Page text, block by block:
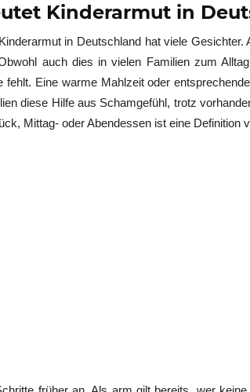
Kinderarmut in
in Deutschland hat viele
auch dies in vielen Familien zum
Eine warme Mahlzeit oder
diese Hilfe aus Schamgefühl, trotz
Mittag- oder Abendessen ist eine Definition